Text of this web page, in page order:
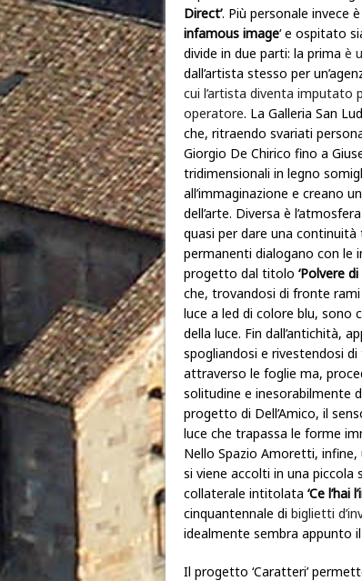
Direct’. Più personale invece
infamous image‘ e ospitato
divide in due parti: la prima è
dall’artista stesso per
cui l’artista diventa imputato
operatore. La Galleria San
che, ritraendo svariati
Giorgio De Chirico fino a
tridimensionali in legno
all’immaginazione e creano
dell’arte. Diversa è
quasi per dare una
permanenti dialogano con le
progetto dal titolo ‘Polvere di
che, trovandosi di fronte
luce a led di colore blu, sono
della luce. Fin dall’antichità,
spogliandosi e rivestendosi
attraverso le foglie ma,
solitudine e inesorabilmente
progetto di Dell’Amico, il
luce che trapassa le forme
Nello Spazio Amoretti,
si viene accolti in una piccola
collaterale intitolata ‘Ce l’hai
cinquantennale di biglietti
idealmente sembra appunto
Il progetto ‘Caratteri’